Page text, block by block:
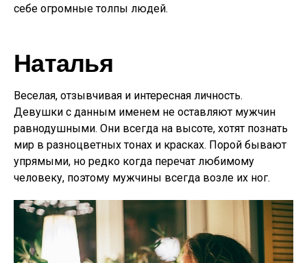
себе огромные толпы людей.
Наталья
Веселая, отзывчивая и интересная личность.
Девушки с данным именем не оставляют мужчин
равнодушными. Они всегда на высоте, хотят познать
мир в разноцветных тонах и красках. Порой бывают
упрямыми, но редко когда перечат любимому
человеку, поэтому мужчины всегда возле их ног.